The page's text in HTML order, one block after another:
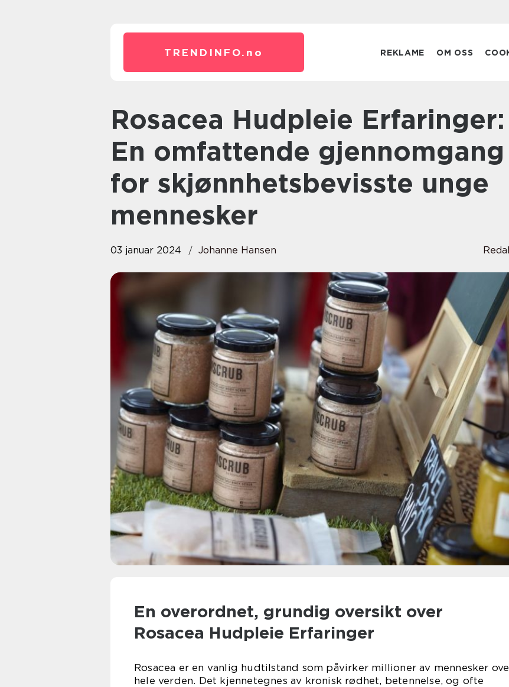
TRENDINFO. no REKLAME OM OSS
Rosacea Hudpleie Erfaringer:
En omfattende gjennomgang
for skjønnhetsbevisste unge
mennesker
03 januar 2024 Johanne Hansen
En overordnet, grundig oversikt over
Rosacea Hudpleie Erfaringer
Rosacea er en vanlig hudtilstand som påvirker millioner av mennesker
hele verden. Det kjennetegnes av kronisk rødhet, betennelse, og ofte